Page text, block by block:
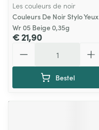
Les couleurs de noir
Couleurs De Noir Stylo Yeux
Wr 05 Beige 0,35g
€ 21,90
Bestel